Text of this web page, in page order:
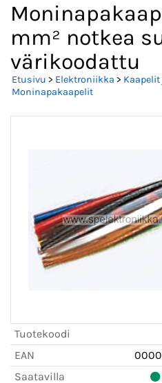
mm² notkea
värikoodattu
Etusivu > Elektroniikka >
Moninapakaapelit
Tuotekoodi
EAN
Saatavilla